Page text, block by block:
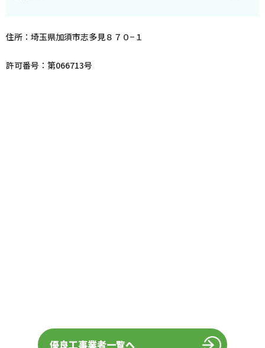
住所：埼玉県加須市志多見８７０−１
許可番号：第066713号
優良工事業者一覧へ